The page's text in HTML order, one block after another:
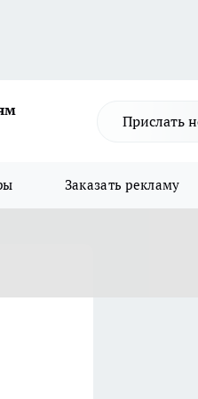
Прислать
Заказать рекламу